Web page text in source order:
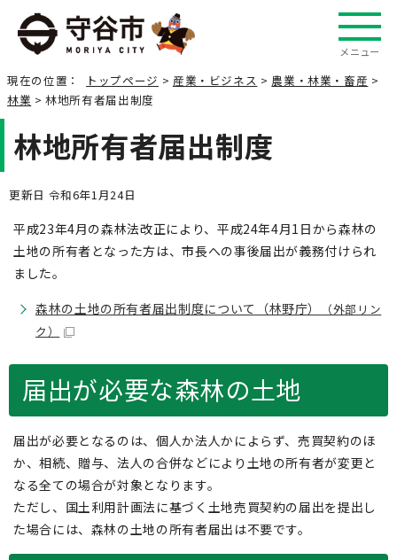
メニュー
現在の位置： トップページ > 産業・ビジネス > 農業・林業・畜産 >
林業 > 林地所有者届出制度
林地所有者届出制度
更新日 令和6年1月24日
平成23年4月の森林法改正により、平成24年4月1日から森林の
土地の所有者となった方は、市長への事後届出が義務付けられ
ました。
森林の土地の所有者届出制度について（林野庁）
（外部リン
ク）
届出が必要な森林の土地
届出が必要となるのは、個人か法人かによらず、売買契約のほ
か、相続、贈与、法人の合併などにより土地の所有者が変更と
なる全ての場合が対象となります。
ただし、国土利用計画法に基づく土地売買契約の届出を提出し
た場合には、森林の土地の所有者届出は不要です。